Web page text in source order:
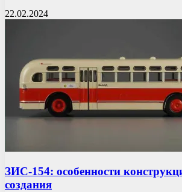
22.02.2024
ЗИС-154: особенности
создания